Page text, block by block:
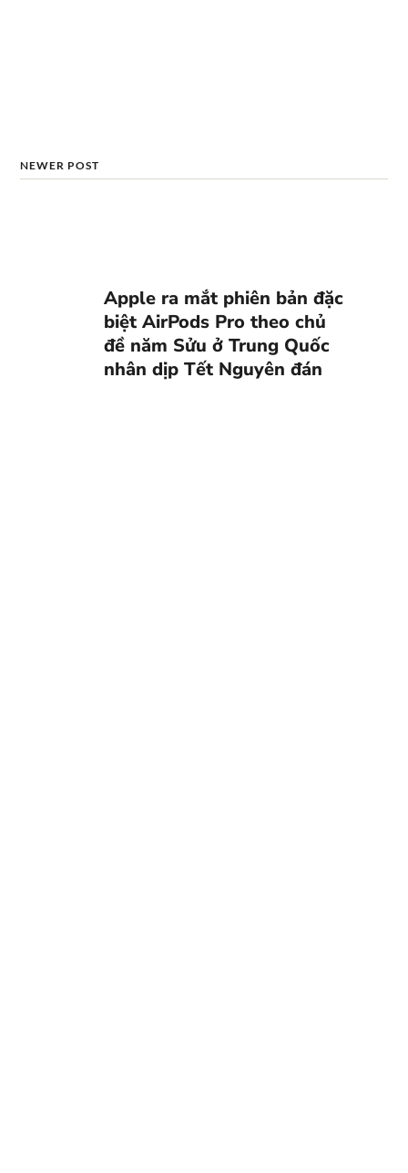
NEWER POST
Apple ra mắt phiên bản đặc
biệt AirPods Pro theo chủ
đề năm Sửu ở Trung Quốc
nhân dịp Tết Nguyên đán